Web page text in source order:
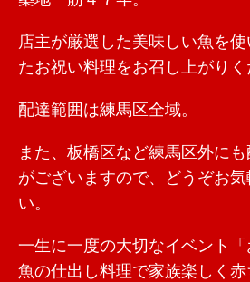
店主が厳選した美味しい魚を
たお祝い料理をお召し上がりく
配達範囲は練馬区全域。
また、板橋区など練馬区外に
がございますので、どうぞお
い。
一生に一度の大切なイベント
魚の仕出し料理で家族楽しく